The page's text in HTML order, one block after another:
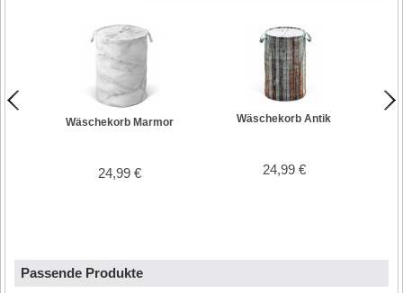
Wäschekorb Marmor
24,99 €
Wäschekorb Antik
24,99 €
Passende Produkte